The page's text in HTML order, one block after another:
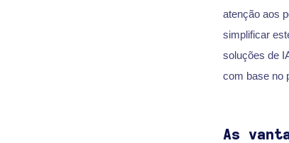
atenção aos
simplificar
soluções de
com base no
As